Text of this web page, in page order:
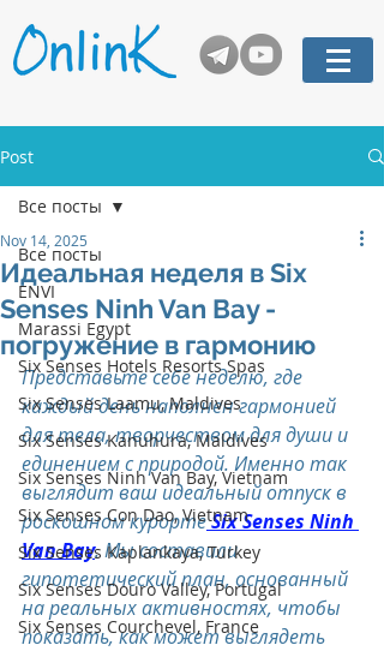
Post
Все посты
ENVI
Marassi Egypt
Six Senses Hotels Resorts Spas
Six Senses Laamu, Maldives
Six Senses Kanuhura, Maldives
Six Senses Ninh Van Bay, Vietnam
Six Senses Con Dao, Vietnam
Six Senses Kaplankaya, Turkey
Six Senses Douro Valley, Portugal
Six Senses Courchevel, France
Все посты
Идеальная неделя в Six
Senses Ninh Van Bay -
погружение в гармонию
Nov 14, 2025
Представьте себе неделю, где
каждый день наполнен гармонией
для тела, творчеством для души и
единением с природой. Именно так
выглядит ваш идеальный отпуск в
роскошном курорте Six Senses Ninh
Van Bay. Мы составили
гипотетический план, основанный
на реальных активностях, чтобы
показать, как может выглядеть